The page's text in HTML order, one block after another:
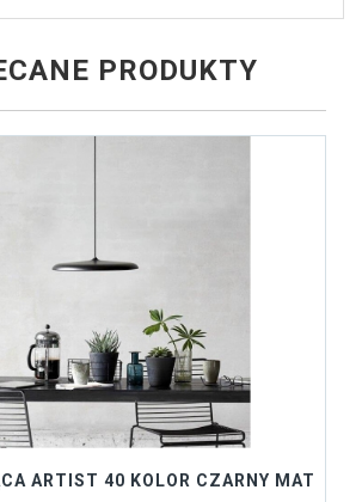
PRODUKTY
ARTIST 40 KOLOR CZARNY MAT